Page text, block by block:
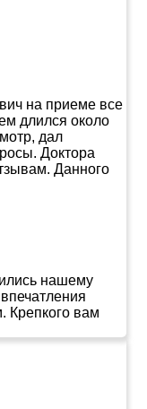
на приеме все
длился около
дал
Доктора
Данного
нашему
Крепкого вам